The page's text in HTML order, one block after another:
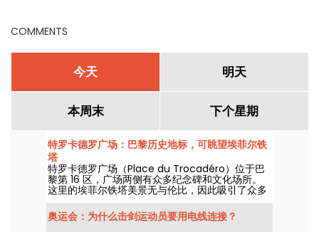
COMMENTS
今天 明天
本周末 下个星期
特罗卡德罗广场：巴黎历史地标，可眺望埃菲尔铁
塔
特罗卡德罗广场（Place du Trocadéro）位于巴
黎第 16 区，广场两侧有众多纪念碑和文化场所。
这里的埃菲尔铁塔美景无与伦比，因此吸引了众多
游客和巴黎人。
奥运会：为什么击剑运动员要用电线连接？